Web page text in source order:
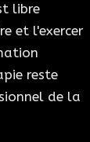
libre
et l'exercer
reste
de la